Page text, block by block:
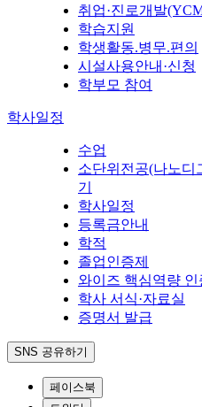
취업·진로개발
학습지원
학생활동.병무.편의
시설사용안내·신청
학부모 참여
학사일정
수업
소단위전공(나노디
기
학사일정
등록금안내
학적
졸업인증제
와이즈 핵심역량 인
학사 서식·자료실
증명서 발급
SNS 공유하기
페이스북